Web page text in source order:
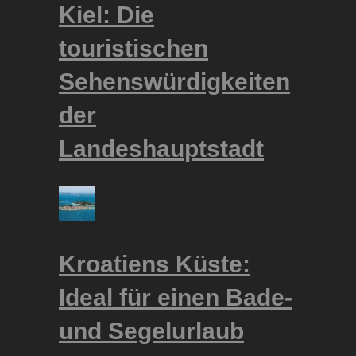
Kiel: Die
touristischen
Sehenswürdigkeiten
der
Landeshauptstadt
Kroatiens Küste:
Ideal für einen Bade-
und Segelurlaub